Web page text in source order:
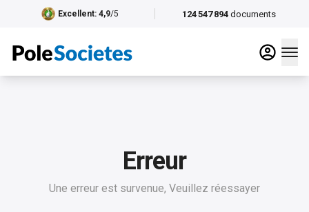
124 547 894 documents
Excellent: 4,9/5
Erreur
Une erreur est survenue, Veuillez réessayer